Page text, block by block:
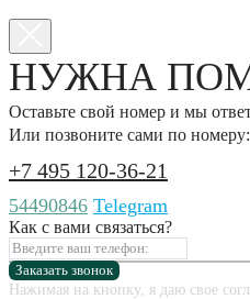
НУЖНА
Оставьте свой номер и мы
Или позвоните сами по номеру:
+7 495 120-36-21
54490846 Telegram
Как с вами связаться?
Заказать звонок
Нажимая на кнопку, я даю свое